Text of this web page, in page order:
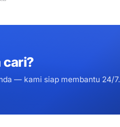
cari?
— kami siap membantu 24/7.